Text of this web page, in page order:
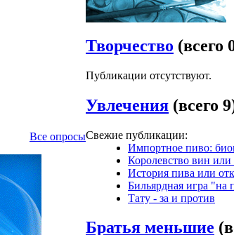
Все опросы
Творчество (всего
Публикации отсутствуют.
Увлечения (всего
Свежие публикации:
Импортное пиво:
Королевство вин или
История пива или
Бильярдная игра "на
Тату - за и против
Братья меньшие